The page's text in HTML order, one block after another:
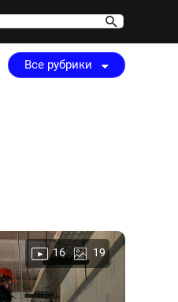
Все рубрики
16 19